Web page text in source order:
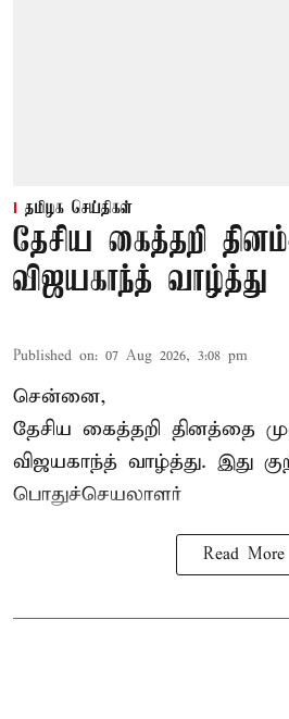
தமிழக செய்திகள்
தேசிய கைத்தறி
விஜயகாந்த் வாழ்த்து
Published on: 07 Aug 2026, 3:08 pm
சென்னை,
தேசிய கைத்தறி தினத்தை
விஜயகாந்த் வாழ்த்து. இது
பொதுச்செயலாளர்
Read More